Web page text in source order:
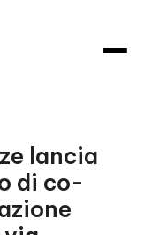
lancia
lancia
di co-